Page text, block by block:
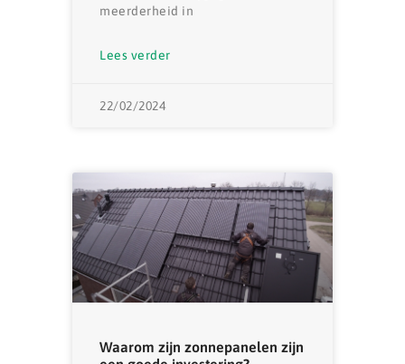
meerderheid in
Lees verder
22/02/2024
Waarom zijn zonnepanelen zijn